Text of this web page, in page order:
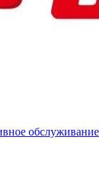
обслуживание